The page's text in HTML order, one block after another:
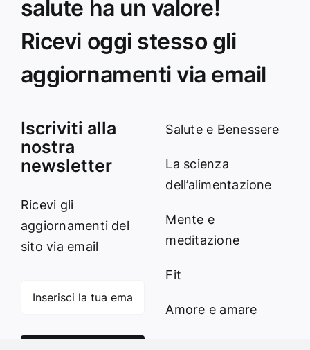
salute ha un valore!
Ricevi oggi stesso gli
aggiornamenti via email
Iscriviti alla
nostra
newsletter
Ricevi gli
aggiornamenti del
sito via email
Salute e Benessere
La scienza
dell’alimentazione
Mente e
meditazione
Fit
Amore e amare